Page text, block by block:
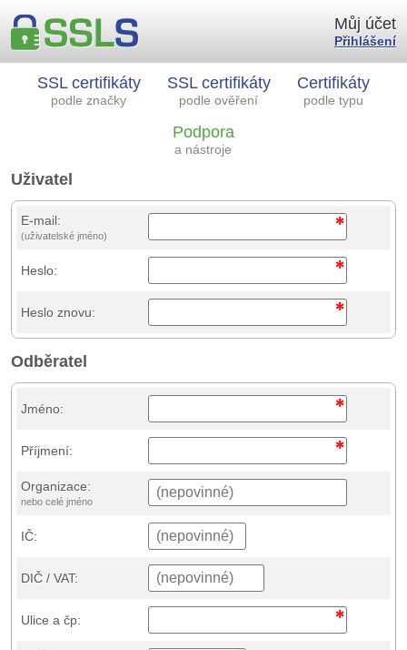
SSL certifikáty
podle značky
SSL certifikáty
podle ověření
Certifikáty
podle typu
Podpora
a nástroje
Můj účet
Přihlášení
Uživatel
E-mail:
(uživatelské jméno)
Heslo:
Heslo znovu:
Odběratel
Jméno:
Příjmení:
Organizace:
nebo celé jméno
IČ:
DIČ / VAT:
Ulice a čp: